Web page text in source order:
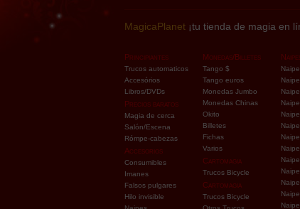
MagicaPlanet ¡tu tienda de magia en
Principiantes
Trucos automaticos
Accesórios
Libros/DVDs
Precios baratos
Magia de cerca
Salón/Escena
Rómpe-cabezas
Accesorios
Consumibles
Imanes
Falsos pulgares
Hilo invisible
Monedas/Billetes
Tango $
Tango euros
Monedas Jumbo
Monedas Chinas
Okito
Billetes
Fichas
Varios
Cartomagia
Trucos Bicycle
Cartomagia
Trucos Bicycle